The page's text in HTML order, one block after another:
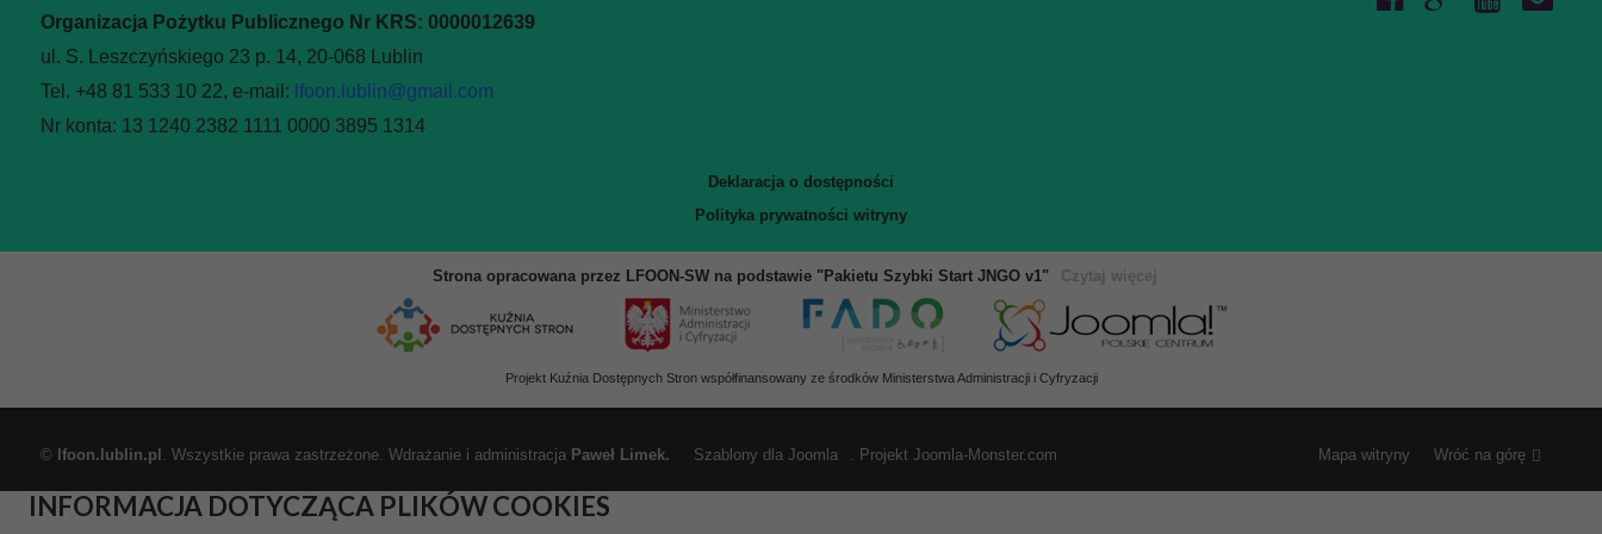
Organizacja Pożytku Publicznego Nr KRS: 0000012639
ul. S. Leszczyńskiego 23 p. 14, 20-068 Lublin
Tel. +48 81 533 10 22, e-mail: lfoon.lublin@gmail.com
Nr konta: 13 1240 2382 1111 0000 3895 1314
Deklaracja o dostępności
Polityka prywatności witryny
Strona opracowana przez LFOON-SW na podstawie "Pakietu Szybki Start JNGO v1" Czytaj więcej
Projekt Kuźnia Dostępnych Stron współfinansowany ze środków Ministerstwa Administracji i Cyfryzacji
© lfoon.lublin.pl . Wszystkie prawa zastrzeżone. Wdrażanie i administracja Paweł Limek. Szablony dla Joomla . Projekt Joomla-Monster.com Mapa witryny Wróć na górę
INFORMACJA DOTYCZĄCA PLIKÓW COOKIES